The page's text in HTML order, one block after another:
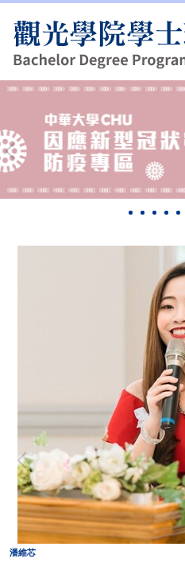
到
主
要
內
潘維芯